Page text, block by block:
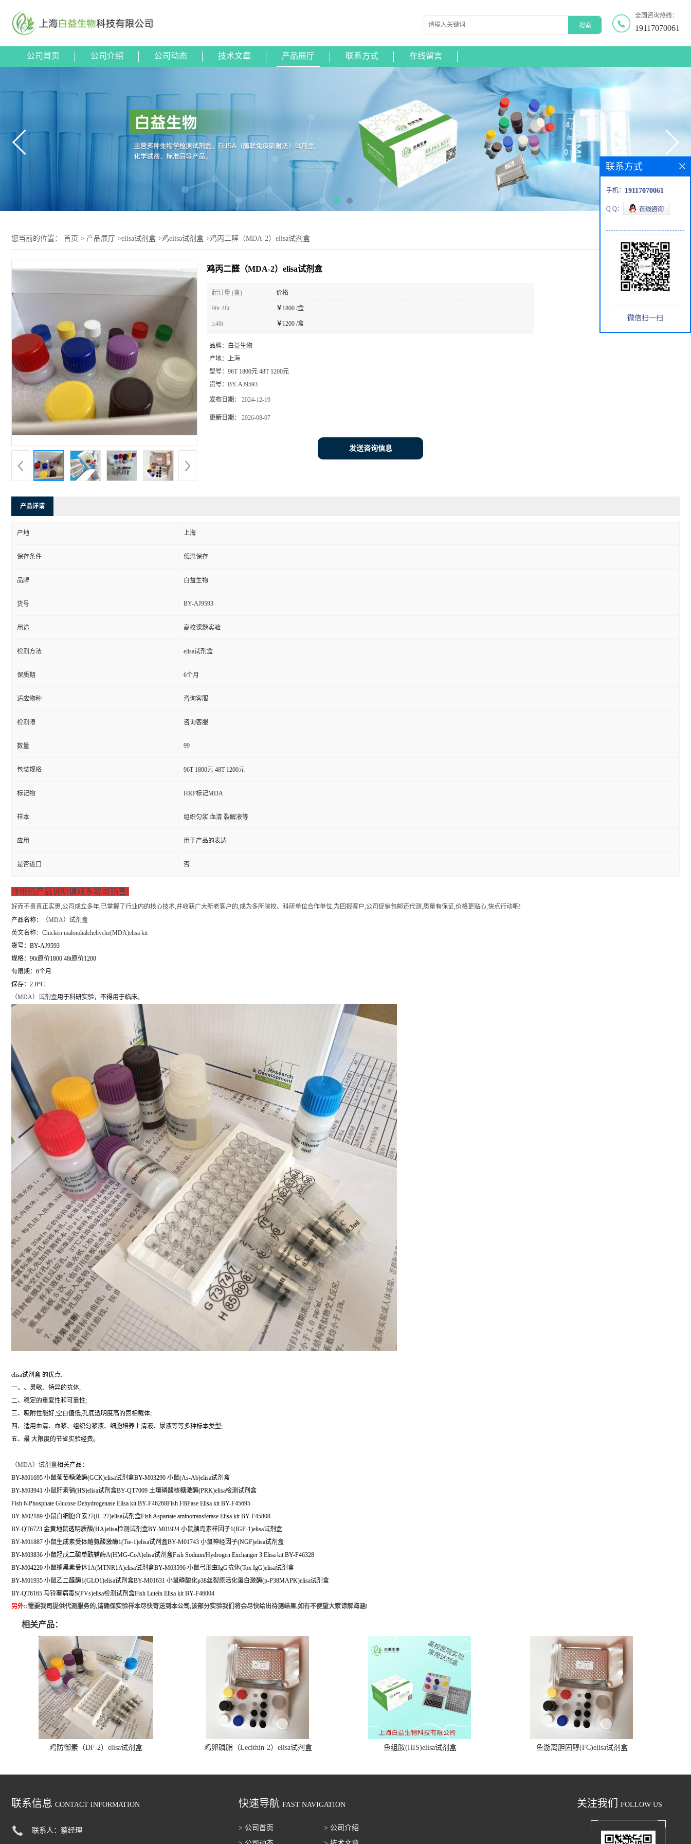
全国咨询热线：
19117070061
公司首页 公司介绍 公司动态 技术文章 产品展厅 联系方式 在线留言
您当前的位置： 首页 > 产品展厅 >elisa试剂盒 >鸡elisa试剂盒 >鸡丙二醛（MDA-2）elisa试剂盒
鸡丙二醛（MDA-2）elisa试剂盒
起订量 (盒) 价格
96t-48t ￥ 1800 /盒
≥48t ￥ 1200 /盒
品牌：
白益生物
产地： 上海
型号： 96T 1800元 48T 1200元
货号： BY-AJ9593
发布日期： 2024-12-19
更新日期： 2026-08-07
发送咨询信息
产品详请
产地 上海
保存条件 低温保存
品牌 白益生物
货号 BY-AJ9593
用途 高校课题实验
检测方法 elisa试剂盒
保质期 6个月
适应物种 咨询客服
检测限 咨询客服
数量 99
包装规格 96T 1800元 48T 1200元
标记物 HRP标记MDA
样本 组织匀浆 血清 裂解液等
应用 用于产品的表达
是否进口 否
详细的产品说明请联系我司销售!
好而不贵真正实惠,公司成立多年,已掌握了行业内的核心技术,并收获广大新老客户的,成为多所院校、科研单位合作单位,为回报客户,公司促销包邮还代测,质量有保证,价格更贴心,快点行动吧!
产品名称：
（MDA）试剂盒
英文名称： Chicken malondialchehyche(MDA)elisa kit
货号：BY-AJ9593
规格：96t原价1800 48t原价1200
有限期：6个月
保存：2-8°C
（MDA）试剂盒用于科研实验，不得用于临床。
elisa试剂盒 的优点:
一、、灵敏、特异的抗体;
二、稳定的重复性和可靠性;
三、吸附性能好,空白值低,孔底透明度高的固相载体;
四、适用血清、血浆、组织匀浆液、细胞培养上清液、尿液等等多种标本类型;
五、最 大限度的节省实验经费。
（MDA）试剂盒相关产品：
BY-M01695 小鼠葡萄糖激酶(GCK)elisa试剂盒BY-M03290 小鼠(As-Ab)elisa试剂盒
BY-M03941 小鼠肝素钠(HS)elisa试剂盒BY-QT7009 土壤磷酸核糖激酶(PRK)elisa检测试剂盒
Fish 6-Phosphate Glucose Dehydrogenase Elisa kit BY-F46268Fish FBPase Elisa kit BY-F45695
BY-M02189 小鼠白细胞介素27(IL-27)elisa试剂盒Fish Aspartate aminotransferase Elisa kit BY-F45808
BY-QT6723 金黄地鼠透明质酸(HA)elisa检测试剂盒BY-M01924 小鼠胰岛素样因子1(IGF-1)elisa试剂盒
BY-M01887 小鼠生成素受体酪氨酸激酶1(Tie-1)elisa试剂盒BY-M01743 小鼠神经因子(NGF)elisa试剂盒
BY-M03836 小鼠羟戊二酸单酰辅酶A(HMG-CoA)elisa试剂盒Fish Sodium/Hydrogen Exchanger 3 Elisa kit BY-F46328
BY-M04220 小鼠褪黑素受体1A(MTNR1A)elisa试剂盒BY-M03596 小鼠弓形虫IgG抗体(Tox IgG)elisa试剂盒
BY-M01935 小鼠乙二醛酶1(GLO1)elisa试剂盒BY-M01631 小鼠磷酸化p38丝裂原活化蛋白激酶(p-P38MAPK)elisa试剂盒
BY-QT6165 马铃薯病毒S(PVs)elisa检测试剂盒Fish Lutein Elisa kit BY-F46004
另外::需要我司提供代测服务的,请确保实验样本尽快寄送到本公司,该部分实验我们将会尽快给出待测结果,如有不便望大家谅解海涵!
相关产品：
鸡防御素（DF-2）elisa试剂盒 鸡卵磷脂（Lecithin-2）elisa试剂盒 鱼组胺(HIS)elisa试剂盒 鱼游离胆固醇(FC)elisa试剂盒
联系方式
手机： 19117070061
Q Q：
微信扫一扫
联系信息 CONTACT INFORMATION
联系人：蔡经理
快速导航 FAST NAVIGATION
> 公司首页
> 公司介绍
关注我们 FOLLOW US